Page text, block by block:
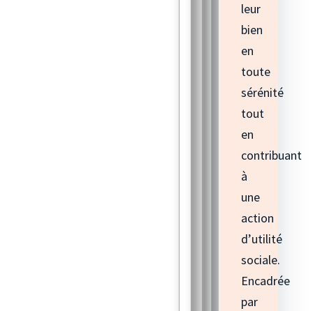
leur
bien
en
toute
sérénité
tout
en
contribuant
à
une
action
d’utilité
sociale.
Encadrée
par